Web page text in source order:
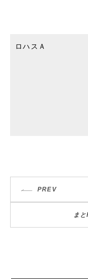
ロハスＡ
PREV
ま